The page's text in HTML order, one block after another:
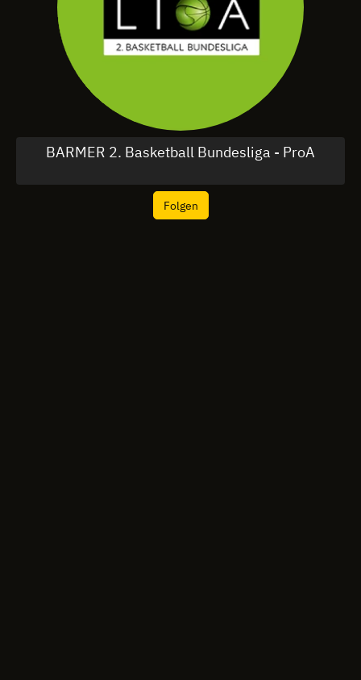
BARMER 2. Basketball Bundesliga - ProA
Folgen